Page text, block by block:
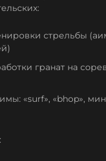
стрельбы
гранат на
«surf», «bhop»,